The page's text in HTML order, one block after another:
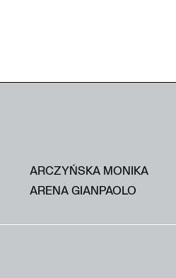
ARCZYŃSKA MONIKA
ARENA GIANPAOLO